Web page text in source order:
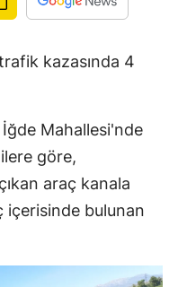
kazasında 4
Mahallesi'nde
göre,
araç kanala
içerisinde bulunan